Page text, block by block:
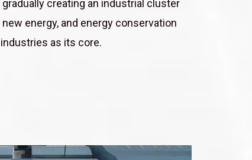
creating an industrial cluster
energy, and energy conservation
as its core.